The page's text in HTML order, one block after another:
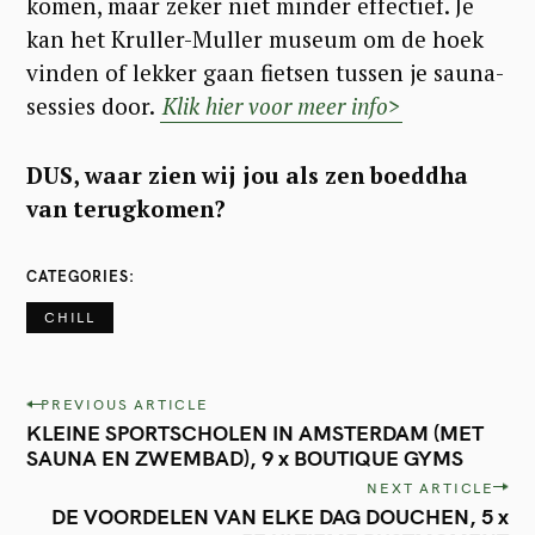
kan het Kruller-Muller museum om de hoek
vinden of lekker gaan fietsen tussen je sauna-
sessies door. Klik hier voor meer info>
DUS, waar zien wij jou als zen boeddha
van terugkomen?
CATEGORIES
CHILL
P
o
PREVIOUS ARTICLE
KLEINE SPORTSCHOLEN IN AMSTERDAM (MET
SAUNA EN ZWEMBAD), 9 x BOUTIQUE GYMS
NEXT ARTICLE
DE VOORDELEN VAN ELKE DAG DOUCHEN, 5 x